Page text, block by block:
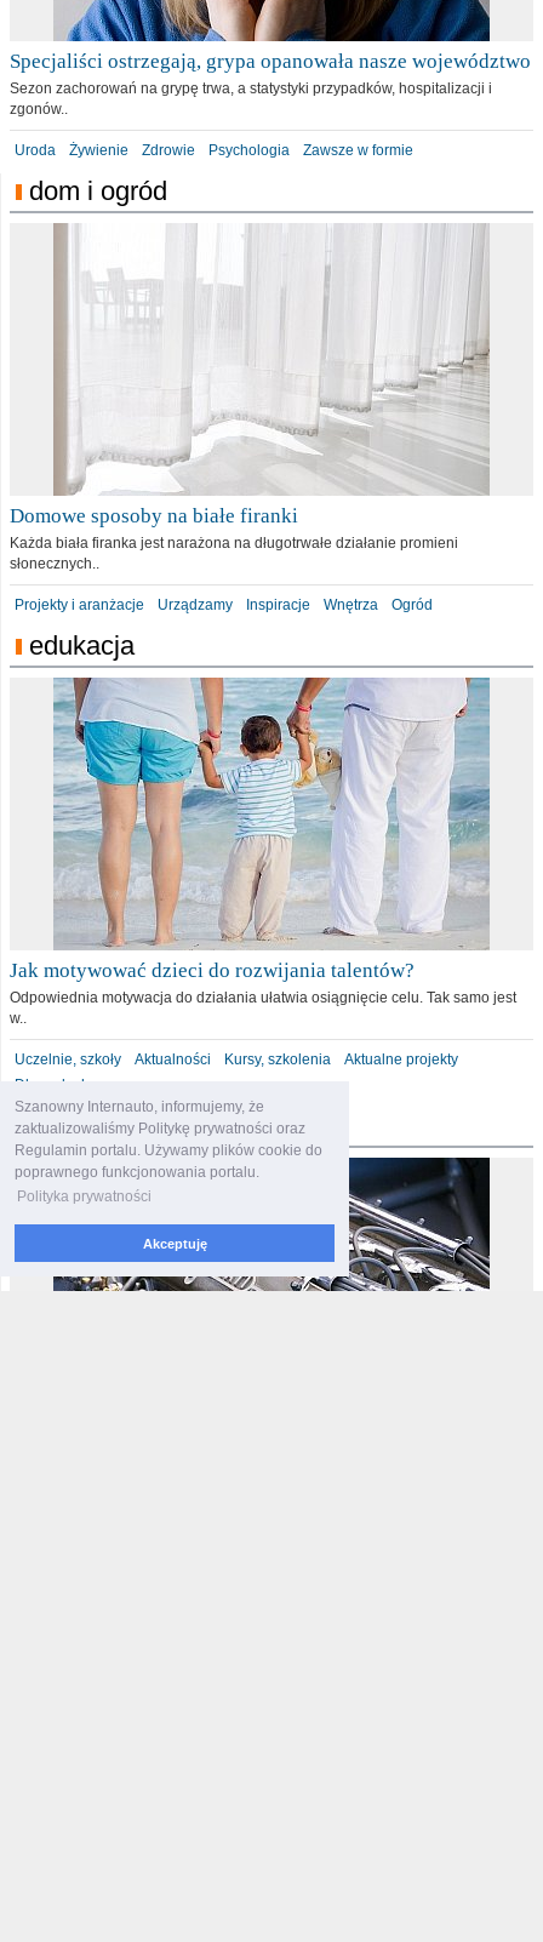
Szanowny Internauto, informujemy, że
zaktualizowaliśmy Politykę prywatności oraz
Regulamin portalu. Używamy plików cookie do
poprawnego funkcjonowania portalu.
Polityka prywatności
Akceptuję
Specjaliści ostrzegają, grypa opanowała nasze województwo
Sezon zachorowań na grypę trwa, a statystyki przypadków, hospitalizacji i
zgonów..
Uroda Żywienie Zdrowie Psychologia Zawsze w formie
dom i ogród
Domowe sposoby na białe firanki
Każda biała firanka jest narażona na długotrwałe działanie promieni
słonecznych..
Projekty i aranżacje Urządzamy Inspiracje Wnętrza Ogród
edukacja
Jak motywować dzieci do rozwijania talentów?
Odpowiednia motywacja do działania ułatwia osiągnięcie celu. Tak samo jest
w..
Uczelnie, szkoły Aktualności Kursy, szkolenia
Aktualne projekty
Dla malucha
motoryzacja